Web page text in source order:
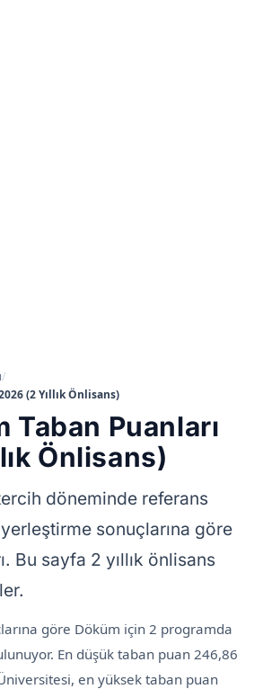
/
(2 Yıllık Önlisans)
Taban Puanları
Önlisans)
döneminde referans
sonuçlarına göre
Bu sayfa 2 yıllık önlisans
göre Döküm için 2 programda
En düşük taban puan 246,86
en yüksek taban puan